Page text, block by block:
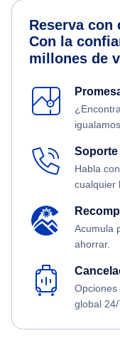
Reserva con
Con la
millones de
Soporte
Habla
cualquier
Acumula
ahorrar.
Opciones
global 24/